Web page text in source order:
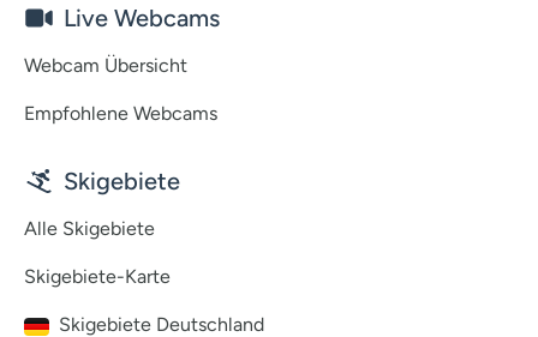
Live Webcams
Webcam Übersicht
Empfohlene Webcams
Skigebiete
Alle Skigebiete
Skigebiete-Karte
Skigebiete Deutschland